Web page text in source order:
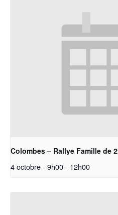
Colombes – Rallye Famille de
4 octobre - 9h00- 12h00